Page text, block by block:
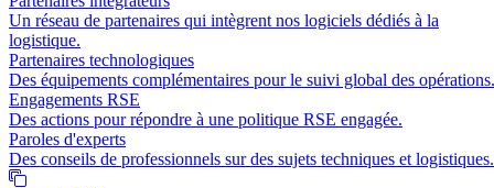
Un réseau de partenaires qui intègrent nos logiciels dédiés à la
logistique.
Partenaires technologiques
Des équipements complémentaires pour le suivi global des opérations.
Engagements RSE
Des actions pour répondre à une politique RSE engagée.
Paroles d'experts
Des conseils de professionnels sur des sujets techniques et logistiques.